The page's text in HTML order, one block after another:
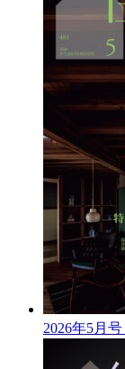
2026年5月号